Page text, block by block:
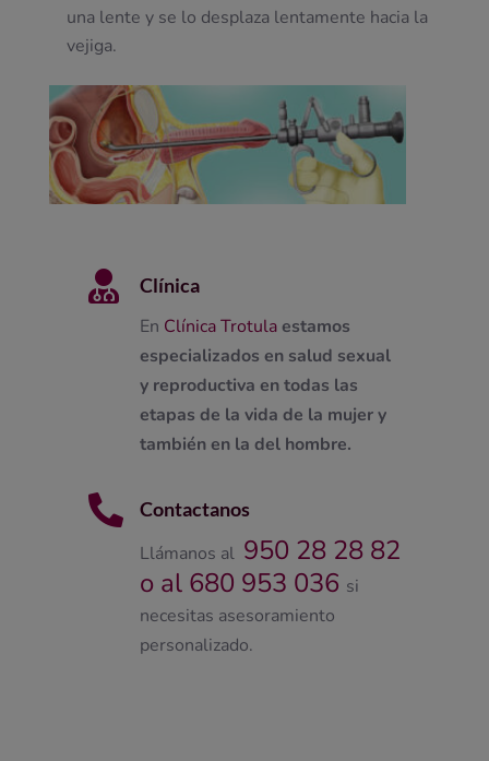
una lente y se lo desplaza lentamente hacia la
vejiga.

Clínica
En Clínica Trotulaestamos
especializados en salud sexual
y reproductiva en todas las
etapas de la vida de la mujer y
también en la del hombre.

Contactanos
Llámanos al 950 28 28 82
o al 680 953 036 si
necesitas asesoramiento
personalizado.